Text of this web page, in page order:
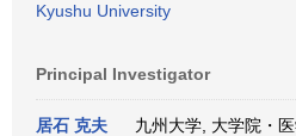
Kyushu University
Principal Investigator
居石 克夫
九州大学, 大学院・